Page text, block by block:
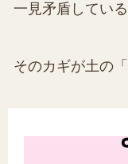
一見矛盾してい
そのカギが土の